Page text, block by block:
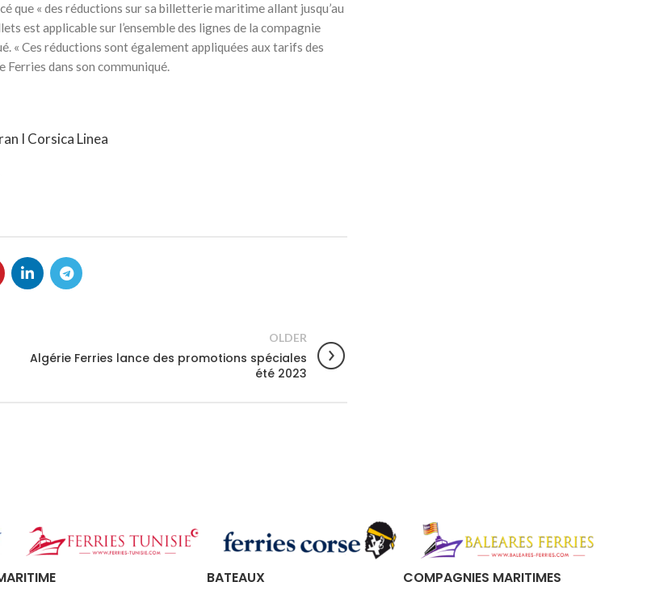
que « des réductions sur sa billetterie maritime allant jusqu’au
est applicable sur l’ensemble des lignes de la compagnie
« Ces réductions sont également appliquées aux tarifs des
Ferries dans son communiqué.
I Corsica Linea
OLDER
Algérie Ferries lance des promotions spéciales
été 2023
BATEAUX COMPAGNIES MARITIMES